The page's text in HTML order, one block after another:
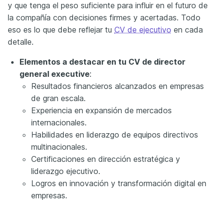
y que tenga el peso suficiente para influir en el futuro de
la compañía con decisiones firmes y acertadas. Todo
eso es lo que debe reflejar tu CV de ejecutivo en cada
detalle.
Elementos a destacar en tu CV de director
general executive:
Resultados financieros alcanzados en empresas
de gran escala.
Experiencia en expansión de mercados
internacionales.
Habilidades en liderazgo de equipos directivos
multinacionales.
Certificaciones en dirección estratégica y
liderazgo ejecutivo.
Logros en innovación y transformación digital en
empresas.